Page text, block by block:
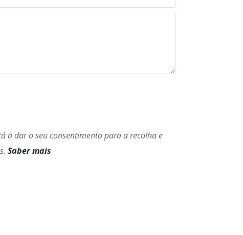
a dar o seu consentimento para a recolha e
Saber mais